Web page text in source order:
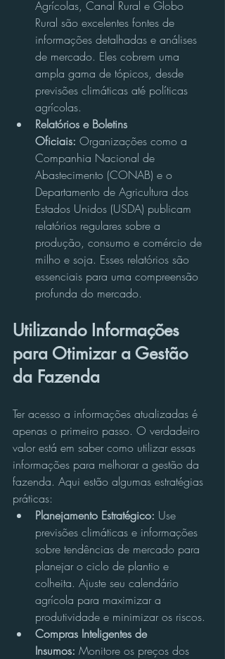
Agrícolas, Canal Rural e Globo
Rural são excelentes fontes de
informações detalhadas e análises
de mercado. Eles cobrem uma
ampla gama de tópicos, desde
previsões climáticas até políticas
agrícolas.
Relatórios e Boletins
Oficiais: Organizações como a
Companhia Nacional de
Abastecimento (CONAB) e o
Departamento de Agricultura dos
Estados Unidos (USDA) publicam
relatórios regulares sobre a
produção, consumo e comércio de
milho e soja. Esses relatórios são
essenciais para uma compreensão
profunda do mercado.
Utilizando Informações
para Otimizar a Gestão
da Fazenda
Ter acesso a informações atualizadas é
apenas o primeiro passo. O verdadeiro
valor está em saber como utilizar essas
informações para melhorar a gestão da
fazenda. Aqui estão algumas estratégias
práticas:
Planejamento Estratégico: Use
previsões climáticas e informações
sobre tendências de mercado para
planejar o ciclo de plantio e
colheita. Ajuste seu calendário
agrícola para maximizar a
produtividade e minimizar os riscos.
Compras Inteligentes de
Insumos: Monitore os preços dos